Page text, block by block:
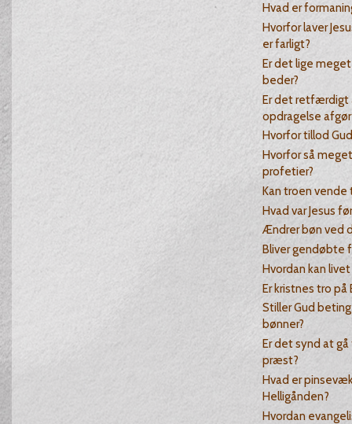
Hvad er
Hvorfor laver
er farligt?
Er det lige
beder?
Er det retfærdigt
opdragelse
Hvorfor tillod
Hvorfor så
profetier?
Kan troen vende
Hvad var Jesus
Ændrer bøn ved
Bliver gendøbte
Hvordan kan
Er kristnes tro på
Stiller Gud
bønner?
Er det synd at
præst?
Hvad er
Helligånden?
Hvordan